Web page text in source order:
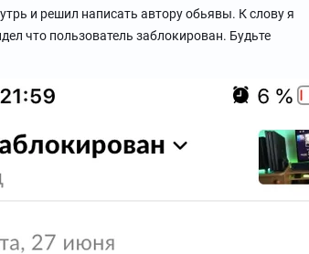
и решил написать автору обьявы. К слову я
что пользователь заблокирован. Будьте